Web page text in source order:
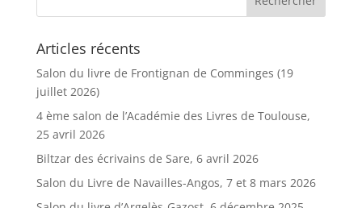
Articles récents
Salon du livre de Frontignan de Comminges (19
juillet 2026)
4 ème salon de l’Académie des Livres de Toulouse,
25 avril 2026
Biltzar des écrivains de Sare, 6 avril 2026
Salon du Livre de Navailles-Angos, 7 et 8 mars 2026